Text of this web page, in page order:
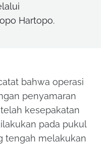
Hartopo.
bahwa operasi
penyamaran
kesepakatan
pada pukul
tengah melakukan